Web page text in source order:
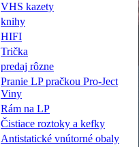
VHS kazety
knihy
HIFI
Trička
predaj rôzne
Pranie LP pračkou Pro-Ject
Viny
Rám na LP
Čistiace roztoky a kefky
Antistatické vnútorné obaly